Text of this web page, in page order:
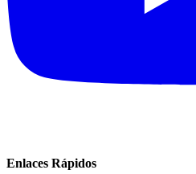
Enlaces Rápidos